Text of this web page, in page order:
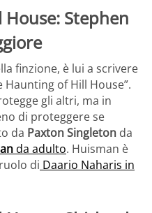
Stephen
finzione, è lui a scrivere
of Hill House”.
gli altri, ma in
di proteggere se
da Paxton Singleton da
da adulto. Huisman è
di Daario Naharis in